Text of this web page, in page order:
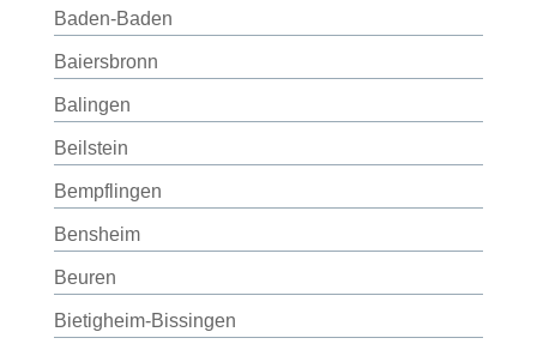
Baden-Baden
Baiersbronn
Balingen
Beilstein
Bempflingen
Bensheim
Beuren
Bietigheim-Bissingen